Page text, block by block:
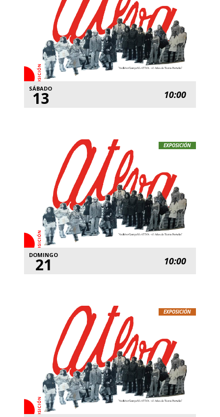
SÁBADO
13 10:00
EXPOSICIÓN
DOMINGO
21 10:00
EXPOSICIÓN